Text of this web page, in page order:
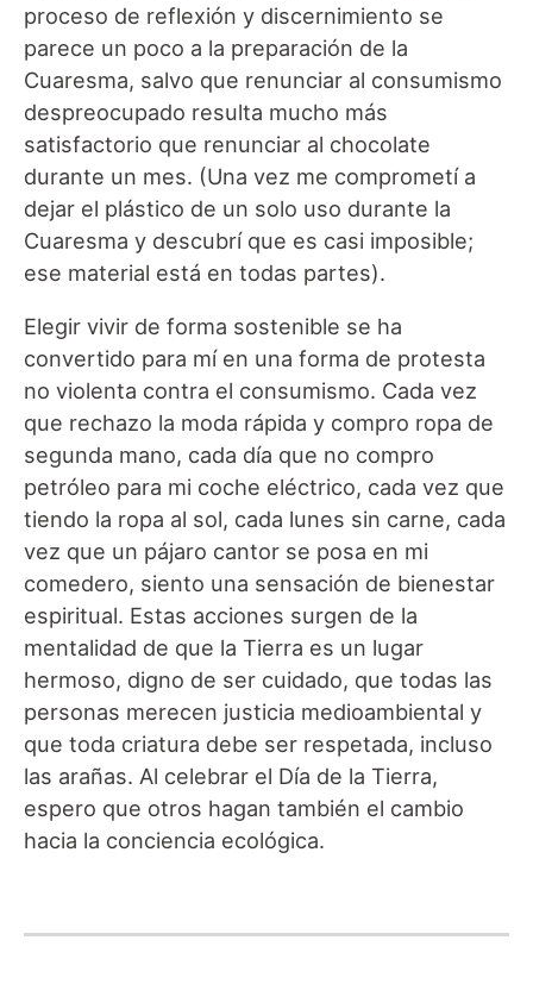
proceso de reflexión y discernimiento se
parece un poco a la preparación de la
Cuaresma, salvo que renunciar al consumismo
despreocupado resulta mucho más
satisfactorio que renunciar al chocolate
durante un mes. (Una vez me comprometí a
dejar el plástico de un solo uso durante la
Cuaresma y descubrí que es casi imposible;
ese material está en todas partes).
Elegir vivir de forma sostenible se ha
convertido para mí en una forma de protesta
no violenta contra el consumismo. Cada vez
que rechazo la moda rápida y compro ropa de
segunda mano, cada día que no compro
petróleo para mi coche eléctrico, cada vez que
tiendo la ropa al sol, cada lunes sin carne, cada
vez que un pájaro cantor se posa en mi
comedero, siento una sensación de bienestar
espiritual. Estas acciones surgen de la
mentalidad de que la Tierra es un lugar
hermoso, digno de ser cuidado, que todas las
personas merecen justicia medioambiental y
que toda criatura debe ser respetada, incluso
las arañas. Al celebrar el Día de la Tierra,
espero que otros hagan también el cambio
hacia la conciencia ecológica.